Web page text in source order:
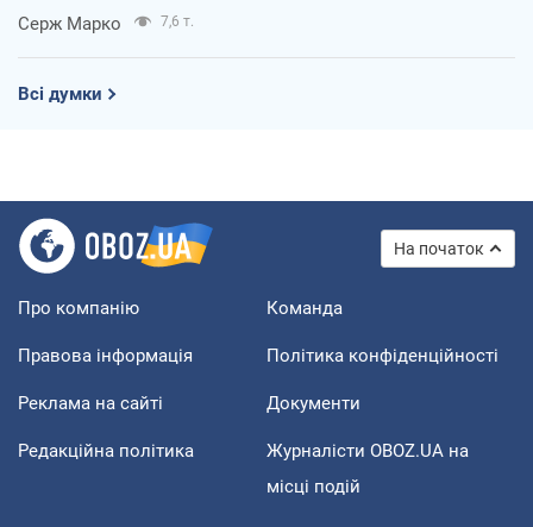
Серж Марко 7,6 т.
Всі думки
На початок
Про компанію Команда
Правова інформація Політика конфіденційності
Реклама на сайті Документи
Редакційна політика
Журналісти OBOZ.UA на
місці подій